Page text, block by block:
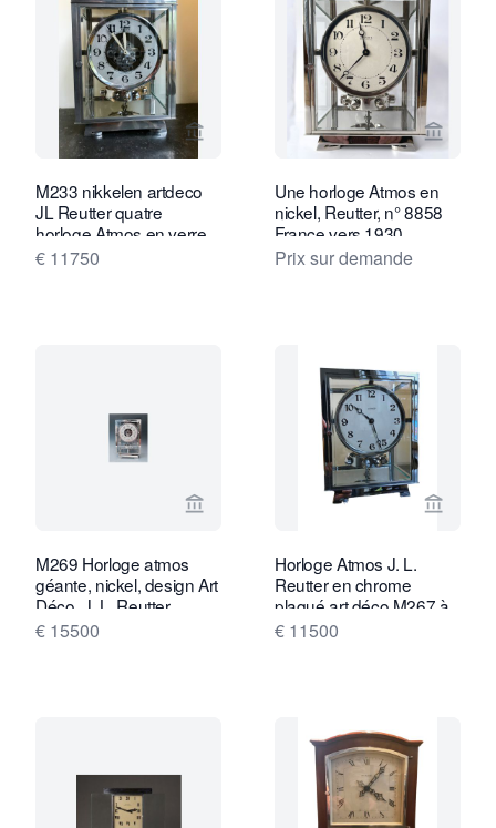
Voir la page vendeur de Van Brug
M233 nikkelen artdeco
JL Reutter quatre
horloge Atmos en verre,
la grande Nikkelen vitrine
€ 11750
Voir la
Une horloge Atmos en
nickel, Reutter, n° 8858
France vers 1930.
Prix sur demande
Voir la page vendeur de Van Brug
M269 Horloge atmos
géante, nickel, design Art
Déco, J. L. Reutter
numérotée 6179, France
€ 15500
Voir la
Horloge Atmos J. L.
Reutter en chrome
plaqué art déco M267 à
cinq verres
€ 11500